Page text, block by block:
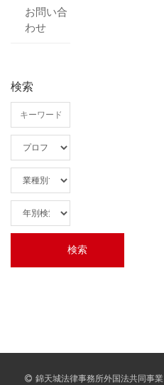
お問い合
わせ
検索
錦天城法律事務所外国法共同事業